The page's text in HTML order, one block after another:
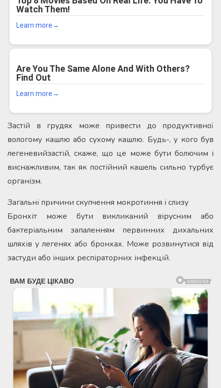
Застій в грудях може привести до продуктивної
вологому кашлю або сухому кашлю. Будь-, у кого був
легеневийзастій, скаже, що це може бути болючим і
виснажливим, так як постійний кашель сильно турбує
організм.
Загальні причини скупчення мокротиння і слизу
Бронхіт може бути викликаний вірусним або
бактеріальним запаленням первинних дихальних
шляхів у легенях або бронхах. Може розвинутися від
застуди або інших респіраторних інфекцій.